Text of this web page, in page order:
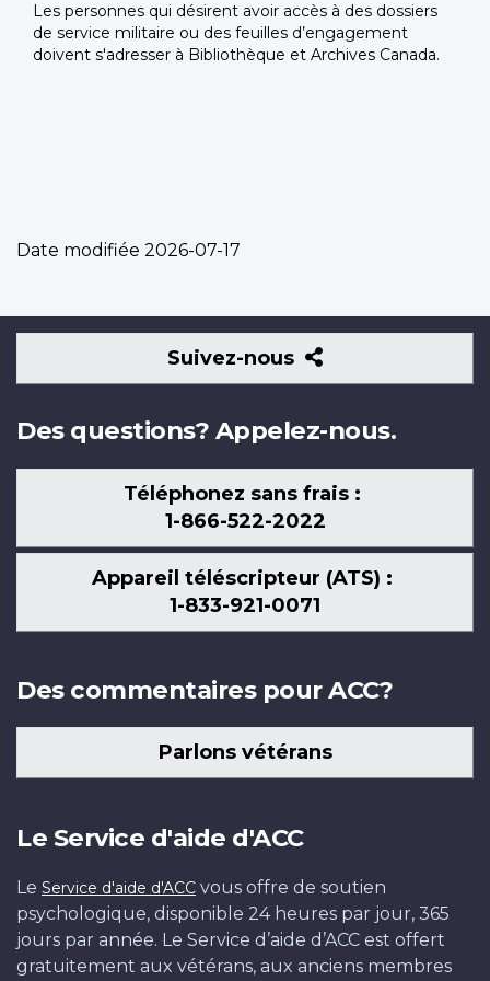
Les personnes qui désirent avoir accès à des dossiers
de service militaire ou des feuilles d’engagement
doivent s'adresser à Bibliothèque et Archives Canada.
Date modifiée 2026-07-17
Suivez-nous
Suivez-
nous
Des questions? Appelez-nous.
Téléphonez sans frais :
1-866-522-2022
Appareil téléscripteur (ATS) :
1-833-921-0071
Des commentaires pour ACC?
Parlons vétérans
Le Service d'aide d'ACC
Le Service d'aide d'ACC vous offre de soutien
psychologique, disponible 24 heures par jour, 365
jours par année. Le Service d’aide d’ACC est offert
gratuitement aux vétérans, aux anciens membres